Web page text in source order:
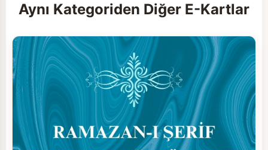
Aynı Kategoriden Diğer E-Kartlar